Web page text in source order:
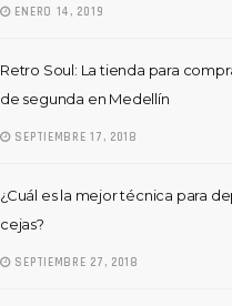
ENERO 14, 2019
Retro Soul: La tienda para
de segunda en Medellín
SEPTIEMBRE 17, 2018
¿Cuál es la mejor técnica para
cejas?
SEPTIEMBRE 27, 2018